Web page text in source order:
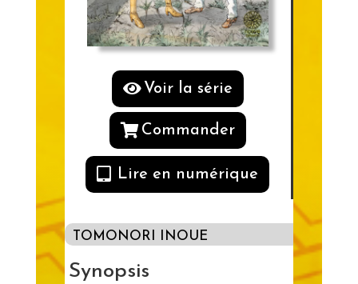
Voir la série
Commander
Lire en numérique
TOMONORI INOUE
Synopsis